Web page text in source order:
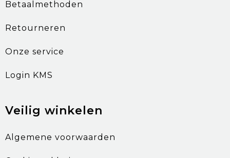
Betaalmethoden
Retourneren
Onze service
Login KMS
Veilig winkelen
Algemene voorwaarden